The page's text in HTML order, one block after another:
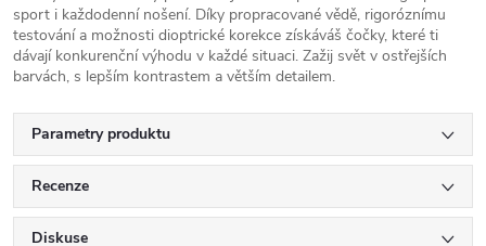
sport i každodenní nošení. Díky propracované vědě, rigoróznímu
testování a možnosti dioptrické korekce získáváš čočky, které ti
dávají konkurenční výhodu v každé situaci. Zažij svět v ostřejších
barvách, s lepším kontrastem a větším detailem.
Parametry produktu
Recenze
Diskuse